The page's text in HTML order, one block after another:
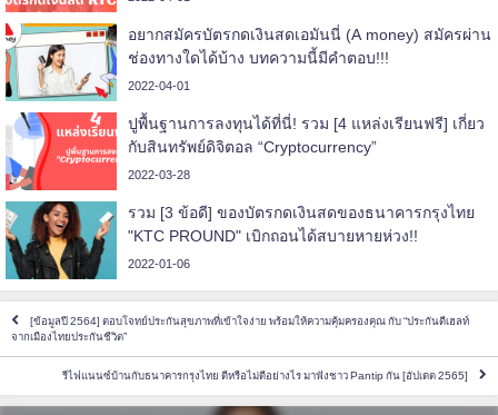
อยากสมัครบัตรกดเงินสดเอมันนี่ (A money) สมัครผ่าน
ช่องทางใดได้บ้าง บทความนี้มีคำตอบ!!!
2022-04-01
ปูพื้นฐานการลงทุนได้ที่นี่! รวม [4 แหล่งเรียนฟรี] เกี่ยว
กับสินทรัพย์ดิจิตอล “Cryptocurrency”
2022-03-28
รวม [3 ข้อดี] ของบัตรกดเงินสดของธนาคารกรุงไทย
"KTC PROUND" เบิกถอนได้สบายหายห่วง!!
2022-01-06
[ข้อมูลปี 2564] ตอบโจทย์ประกันสุขภาพที่เข้าใจง่าย พร้อมให้ความคุ้มครองคุณ กับ “ประกันดีเฮลท์
จากเมืองไทยประกันชีวิต”
รีไฟแนนซ์บ้านกับธนาคารกรุงไทย ดีหรือไม่ดีอย่างไร มาฟังชาว Pantip กัน [อัปเดต 2565]